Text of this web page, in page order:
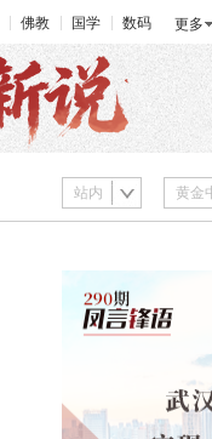
佛教 国学 数码 更多
站内